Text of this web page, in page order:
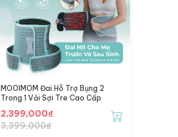
MOOIMOM Đai Hỗ Trợ Bụng 2
Trong 1 Vải Sợi Tre Cao Cấp
2,399,000₫
3,399,000₫